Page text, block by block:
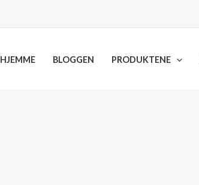
HJEMME BLOGGEN PRODUKTENE